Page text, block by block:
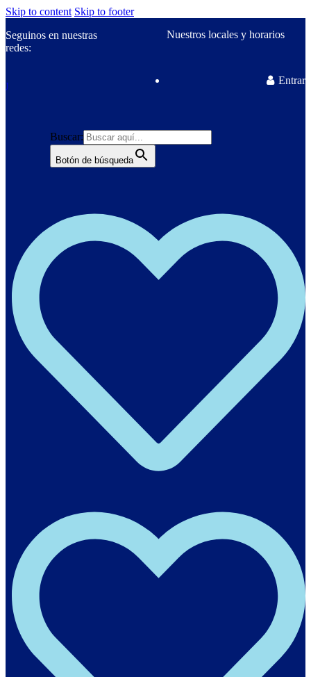
Skip to content Skip to footer
Seguinos en nuestras
redes:
Nuestros locales y horarios
Entrar
Buscar:
Botón de búsqueda